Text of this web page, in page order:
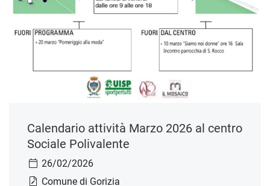
Calendario attività Marzo 2026 al centro
Sociale Polivalente
26/02/2026
Comune di Gorizia